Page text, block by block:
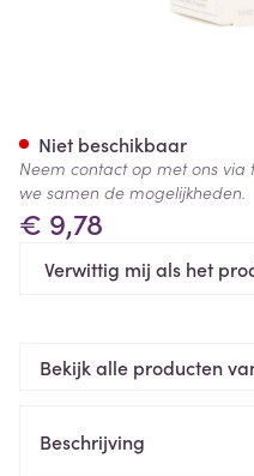
€ 9,78
Verwittig mij als het
Niet beschikbaar
Neem contact op met ons
we samen de mogelijkheden.
Bekijk alle producten
Beschrijving